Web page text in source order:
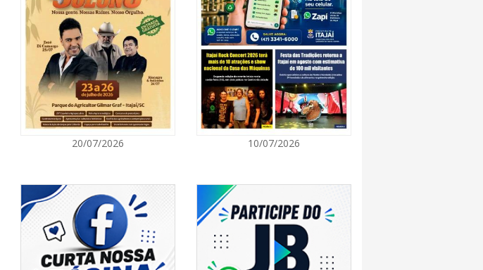
ITAPEMA
07/08/2026 | 07:00
Itapema se destaca no IDEB e conquista melhor resultado da
região
BALNEÁRIO PIÇARRAS
07/08/2026 | 07:00
NAVEGANTES
07/08/2026 | 07:00
Navegantes conquista nota A+ na Capag do Tesouro
Nacional
20/07/2026 10/07/2026